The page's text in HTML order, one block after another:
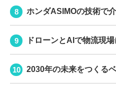
ホンダASIMOの技術で
ドローンとAIで物流現
2030年の未来をつくる